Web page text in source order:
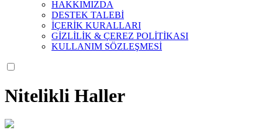
HAKKIMIZDA
DESTEK TALEBİ
İÇERİK KURALLARI
GİZLİLİK & ÇEREZ POLİTİKASI
KULLANIM SÖZLEŞMESİ
Nitelikli Haller